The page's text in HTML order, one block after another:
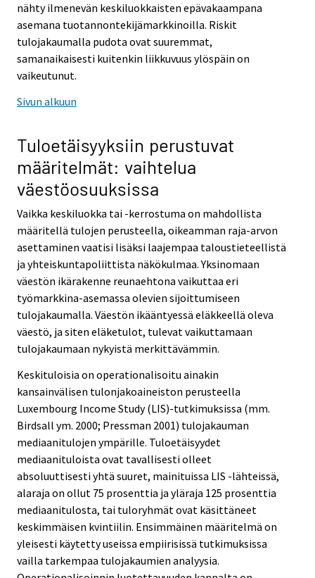
nähty ilmenevän keskiluokkaisten epävakaampana
asemana tuotannontekijämarkkinoilla. Riskit
tulojakaumalla pudota ovat suuremmat,
samanaikaisesti kuitenkin liikkuvuus ylöspäin on
vaikeutunut.
Sivun alkuun
Tuloetäisyyksiin perustuvat
määritelmät: vaihtelua
väestöosuuksissa
Vaikka keskiluokka tai -kerrostuma on mahdollista
määritellä tulojen perusteella, oikeamman raja-arvon
asettaminen vaatisi lisäksi laajempaa taloustieteellistä
ja yhteiskuntapoliittista näkökulmaa. Yksinomaan
väestön ikärakenne reunaehtona vaikuttaa eri
työmarkkina-asemassa olevien sijoittumiseen
tulojakaumalla. Väestön ikääntyessä eläkkeellä oleva
väestö, ja siten eläketulot, tulevat vaikuttamaan
tulojakaumaan nykyistä merkittävämmin.
Keskituloisia on operationalisoitu ainakin
kansainvälisen tulonjakoaineiston perusteella
Luxembourg Income Study (LIS)-tutkimuksissa (mm.
Birdsall ym. 2000; Pressman 2001) tulojakauman
mediaanitulojen ympärille. Tuloetäisyydet
mediaanituloista ovat tavallisesti olleet
absoluuttisesti yhtä suuret, mainituissa LIS -lähteissä,
alaraja on ollut 75 prosenttia ja yläraja 125 prosenttia
mediaanitulosta, tai tuloryhmät ovat käsittäneet
keskimmäisen kvintiilin. Ensimmäinen määritelmä on
yleisesti käytetty useissa empiirisissä tutkimuksissa
vailla tarkempaa tulojakaumien analyysia.